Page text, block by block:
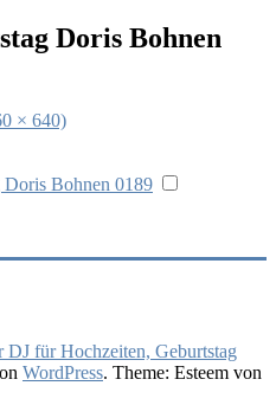
Doris Bohnen
× 640)
DJ für Hochzeiten, Geburtstag
WordPress. Theme: Esteem von